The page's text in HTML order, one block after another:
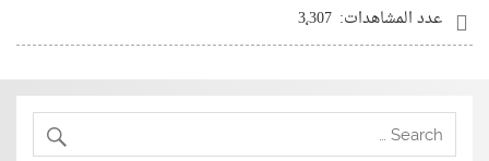
عدد المشاهدات: 3٬307